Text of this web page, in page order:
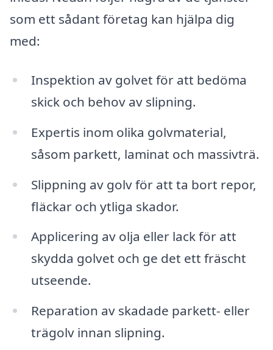
som ett sådant företag kan hjälpa dig
med:
Inspektion av golvet för att bedöma
skick och behov av slipning.
Expertis inom olika golvmaterial,
såsom parkett, laminat och massivträ.
Slippning av golv för att ta bort repor,
fläckar och ytliga skador.
Applicering av olja eller lack för att
skydda golvet och ge det ett fräscht
utseende.
Reparation av skadade parkett- eller
trägolv innan slipning.